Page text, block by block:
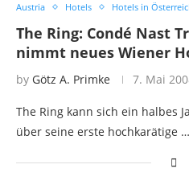
Austria Hotels Hotels in
The Ring: Condé Nast
nimmt neues Wiener
by Götz A. Primke 7. Mai
The Ring kann sich ein halbes
über seine erste hochkarätige …